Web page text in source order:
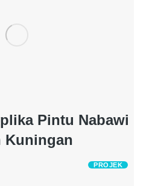
Pintu Nabawi
Kuningan
PROJEK